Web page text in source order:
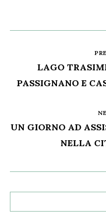
LAGO
PASSIGNANO E
UN GIORNO AD
NELLA